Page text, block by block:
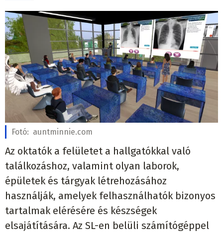
Fotó: auntminnie.com
Az oktatók a felületet a hallgatókkal való
találkozáshoz, valamint olyan laborok,
épületek és tárgyak létrehozásához
használják, amelyek felhasználhatók bizonyos
tartalmak elérésére és készségek
elsajátítására. Az SL-en belüli számítógéppel